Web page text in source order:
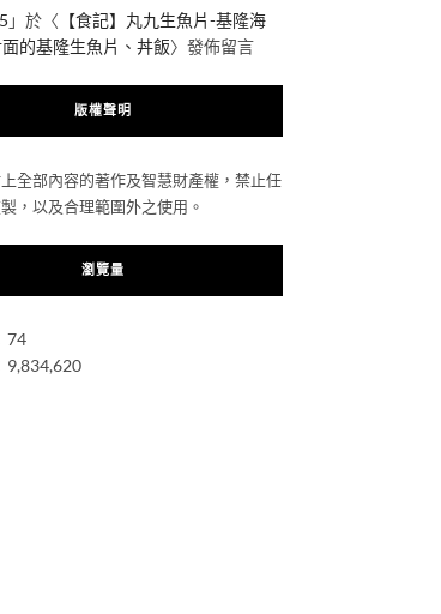
」於〈 【食記】丸九生魚片-基隆海
的基隆生魚片、丼飯〉發佈留言
版權聲明
全部內容的著作及智慧財產權，禁止任
，以及合理範圍外之使用。
瀏覽量
74
9,834,620